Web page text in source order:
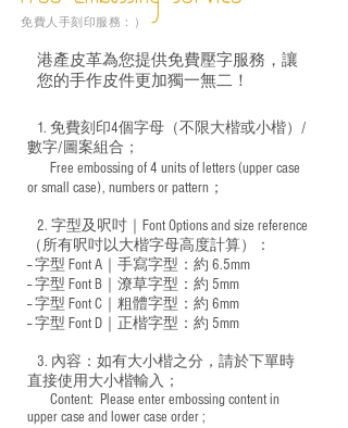
免費人手刻印服務：）
港產皮革為您提供免費壓字服務，讓
您的手作皮件更加獨一無二！
1. 免費刻印4個字母（不限大楷或小楷）/
數字/圖案組合；
Free embossing of 4 units of letters (upper case
or small case), numbers or pattern；
2. 字型及呎吋｜ Font Options and size reference
（所有呎吋以大楷字母高度計算）：
-- 字型 Font A｜手寫字型：約 6.5mm
-- 字型 Font B｜潦草字型： 約 5mm
-- 字型 Font C｜粗體字型：約 6mm
-- 字型 Font D｜正楷字型： 約 5mm
3. 內容：如有大小楷之分，請於下單時
直接使用大小楷輸入；
​ Content: Please enter embossing content in
upper case and lower case order ;